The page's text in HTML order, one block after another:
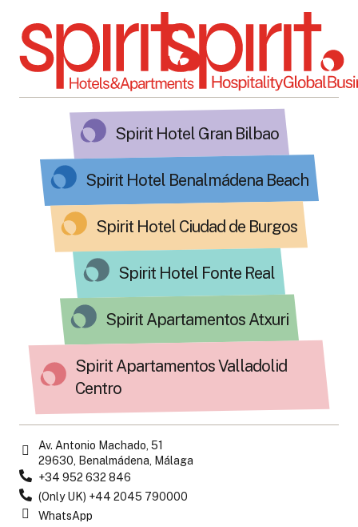
Spirit Hotel Gran Bilbao
Spirit Hotel Benalmádena Beach
Spirit Hotel Ciudad de Burgos
Spirit Hotel Fonte Real
Spirit Apartamentos Atxuri
Spirit Apartamentos Valladolid
Centro
Av. Antonio Machado, 51
29630, Benalmádena, Málaga
+34 952 632 846
(Only UK) +44 2045 790000
WhatsApp